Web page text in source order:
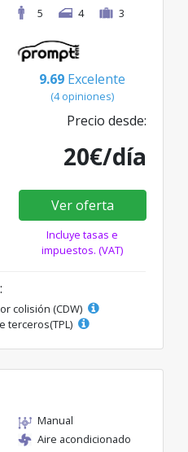
5
4 3
9.69 Excelente
(4 opiniones)
Precio desde:
20€/día
Ver oferta
Incluye tasas e
impuestos. (VAT)
colisión (CDW)
terceros(TPL)
Manual
Aire acondicionado